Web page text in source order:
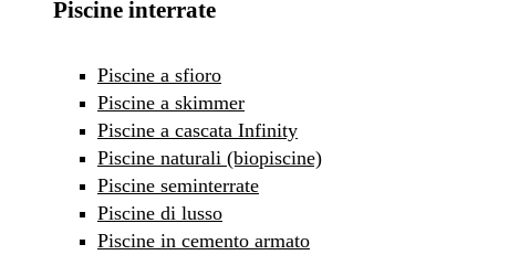
Piscine interrate
Piscine a sfioro
Piscine a skimmer
Piscine a cascata Infinity
Piscine naturali (biopiscine)
Piscine seminterrate
Piscine di lusso
Piscine in cemento armato